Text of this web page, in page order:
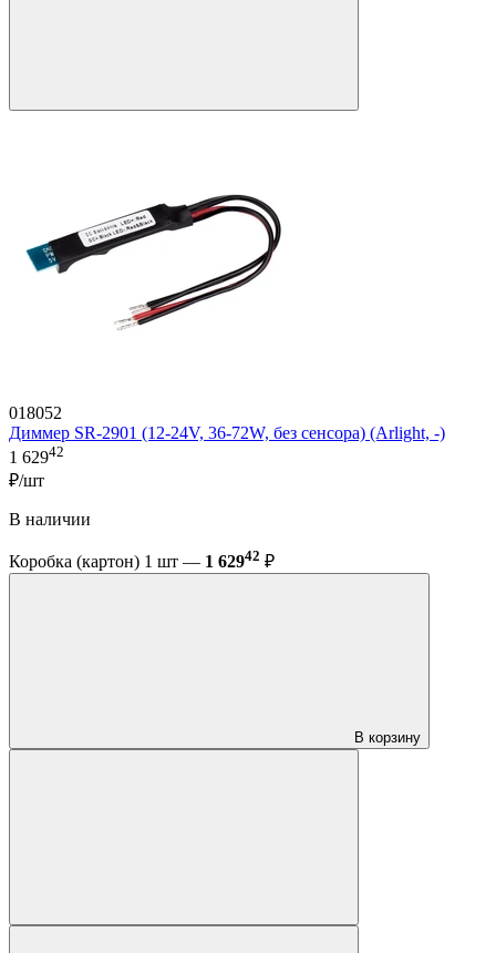
018052
Диммер SR-2901 (12-24V, 36-72W, без сенсора) (Arlight, -)
1 62942
₽/шт
В наличии
Коробка (картон) 1 шт — 1 62942 ₽
В корзину